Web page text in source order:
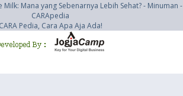
Milk: Mana yang Sebenarnya Lebih Sehat? - Minuman -
CARApedia
CARA Pedia, Cara Apa Aja Ada!